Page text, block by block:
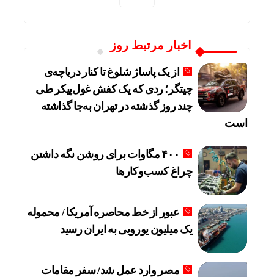
اخبار مرتبط روز
از یک پاساژ شلوغ تا کنار دریاچه‌ی
چیتگر؛ ردی که یک کفش غول‌پیکر طی
چند روز گذشته در تهران به‌جا گذاشته
است
۴۰۰ مگاوات برای روشن نگه داشتن
چراغ کسب‌وکار‌ها
عبور از خط محاصره آمریکا / محموله
یک میلیون یورویی به ایران رسید
مصر وارد عمل شد/ سفر مقامات